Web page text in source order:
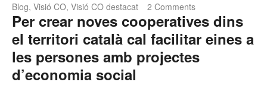
Per crear noves cooperatives dins
el territori català cal facilitar eines a
les persones amb projectes
d’economia social
Blog, Visió CO, Visió CO destacat 2 Comments